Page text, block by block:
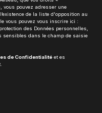
vous pouvez adresser une
de la liste d'opposition au
vous pouvez vous inscrire ici :
des Données personnelles,
sensibles dans le champ de saisie
de Confidentialité et es